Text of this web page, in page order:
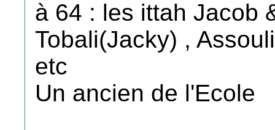
à 64 : les ittah Jacob
Tobali(Jacky) ,
etc
Un ancien de l'Ecole